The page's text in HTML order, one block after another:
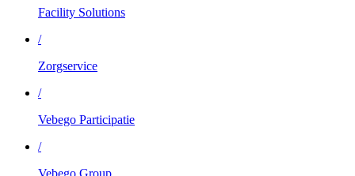
Facility Solutions
/
Zorgservice
/
Vebego Participatie
/
Vebego Group